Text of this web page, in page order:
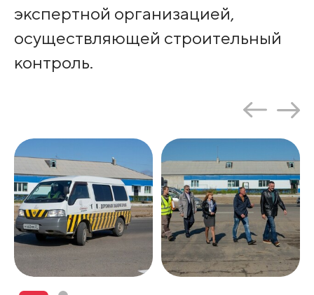
экспертной организацией,
осуществляющей строительный
контроль.